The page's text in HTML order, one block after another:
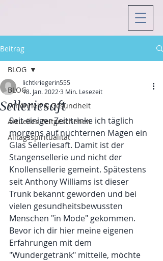
Beitrag
BLOG
Schönheit & Gesundheit
Aktuelles Zeitgeschehen
Alltagsspiritualität
BLOG
Selleriesaft
lichtkriegerin555
18. Jan. 2022 3 Min. Lesezeit
Seit einiger Zeit trinke ich täglich
morgens auf nüchternen Magen ein
Glas Selleriesaft. Damit ist der
Stangensellerie und nicht der
Knollensellerie gemeint. Spätestens
seit Anthony Williams ist dieser
Trunk bekannt geworden und bei
vielen gesundheitsbewussten
Menschen "in Mode" gekommen.
Bevor ich dir hier meine eigenen
Erfahrungen mit dem
"Wundergetränk" mitteile, möchte